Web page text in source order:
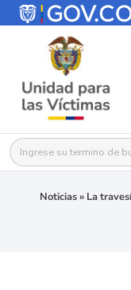
Buscar:
Noticias» La